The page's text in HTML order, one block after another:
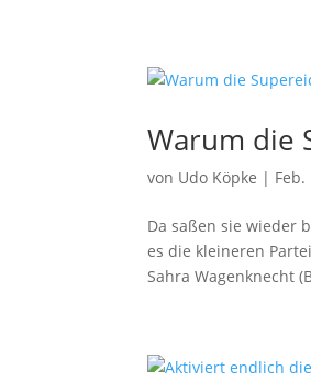
Warum die
von Udo Köpke | Feb.
Da saßen sie wieder
es die kleineren
Sahra Wagenknecht